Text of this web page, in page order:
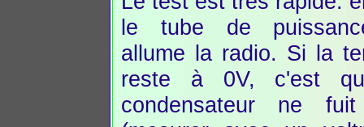
le tube de
allume la radio. Si la
reste à 0V, c'est
condensateur ne